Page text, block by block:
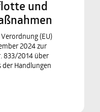
und
(EU)
2024 zur
833/2014 über
der Handlungen